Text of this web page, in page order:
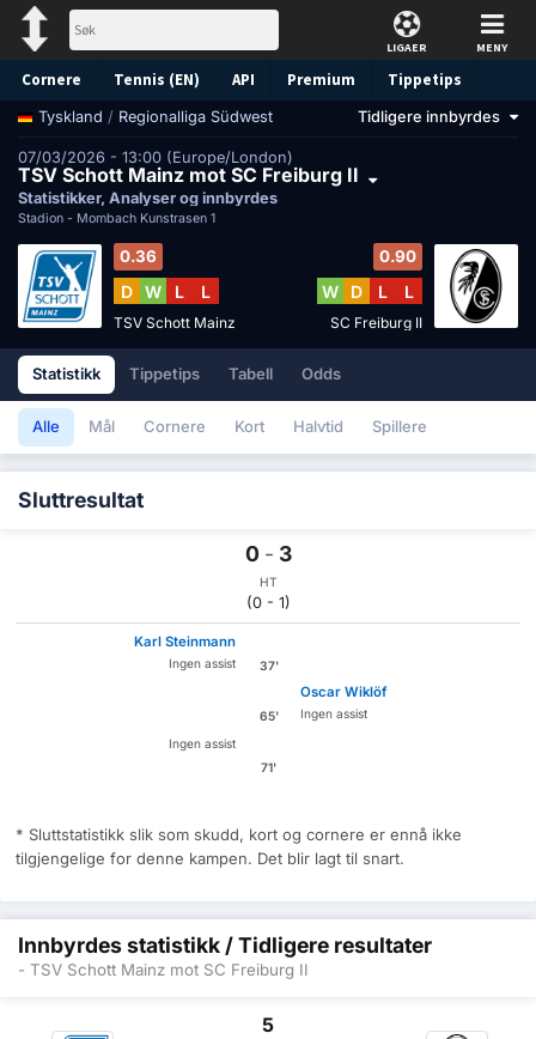
LIGAER MENY
Cornere Tennis (EN) API Premium Tippetips
Tyskland / Regionalliga Südwest Tidligere innbyrdes
07/03/2026 - 13:00 (Europe/London)
TSV Schott Mainz mot SC Freiburg II
Statistikker, Analyser og innbyrdes
Stadion - Mombach Kunstrasen 1
0.36
D W L L
TSV Schott Mainz
0.90
W D L L
SC Freiburg II
Statistikk Tippetips Tabell Odds
Alle Mål Cornere Kort Halvtid Spillere
Sluttresultat
0 - 3
HT
(0 - 1)
Karl Steinmann
Ingen assist 37'
65'
Oscar Wiklöf
Ingen assist
Ingen assist
71'
* Sluttstatistikk slik som skudd, kort og cornere er ennå ikke
tilgjengelige for denne kampen. Det blir lagt til snart.
Innbyrdes statistikk / Tidligere resultater
- TSV Schott Mainz mot SC Freiburg II
5